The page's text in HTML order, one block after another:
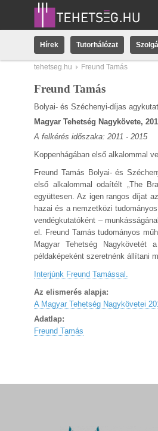
Hírek Tutorhálózat
tehetseg.hu Freund Tamás
Freund Tamás
Bolyai- és Széchenyi-díjas
Magyar Tehetség Nagykövete,
A felkérés időszaka: 2011 - 2015
Koppenhágában első alkalommal
Freund Tamás Bolyai- és
első alkalommal odaítélt „The
együttesen. Az igen rangos díjat
hazai és a nemzetközi
vendégkutatóként –
el. Freund Tamás tudományos
Magyar Tehetség Nagykövetét
példaképeként szeretnénk állítani
Interjúnk Freund Tamással.
Az elismerés alapja:
A Magyar Tehetség Nagykövetei
Adatlap:
Freund Tamás